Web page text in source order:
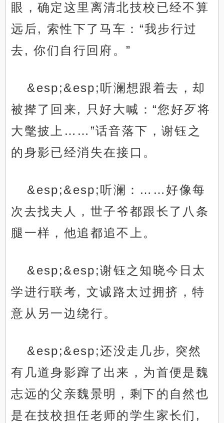
眼，确定这里离清北技校已经不算
远后, 索性下了马车：“我步行过
去, 你们自行回府。”
&esp;&esp;听澜想跟着去，却
被撵了回来, 只好大喊：“您好歹将
大氅披上……”话音落下，谢钰之
的身影已经消失在接口。
&esp;&esp;听澜：……好像每
次去找夫人，世子爷都跟长了八条
腿一样，他追都追不上。
&esp;&esp;谢钰之知晓今日太
学进行联考, 文诚路太过拥挤，特
意从另一边绕行。
&esp;&esp;还没走几步, 突然
有几道身影蹿了出来，为首便是魏
志远的父亲魏景明，剩下的自然也
是在技校担任老师的学生家长们,